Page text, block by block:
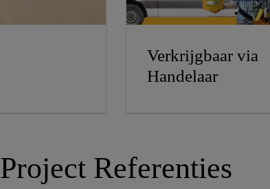
Verkrijgbaar via
Handelaar
Project Referenties